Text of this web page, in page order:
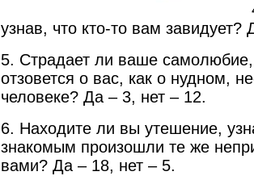
узнав, что кто-то вам завидует?
5. Страдает ли ваше самолюбие,
отзовется о вас, как о нудном,
человеке? Да – 3, нет – 12.
6. Находите ли вы утешение,
знакомым произошли те же
вами? Да – 18, нет – 5.